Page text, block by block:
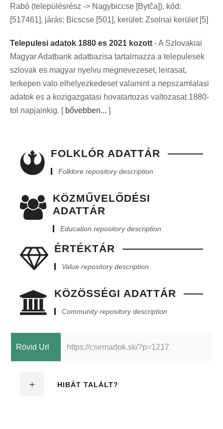
Rabó (településrész -> Nagybiccse [Bytča]), kód:
[517461], járás: Bicscse [501], kerület: Zsolnai kerület [5]
Telepulesi adatok 1880 es 2021 kozott - A Szlovakiai
Magyar Adatbank adatbazisa tartalmazza a telepulesek
szlovak es magyar nyelvu megnevezeset, leirasat,
terkepen valo elhelyezkedeset valamint a nepszamlalasi
adatok es a kozigazgatasi hovatartozas valtozasat 1880-
tol napjainkig. [ bővebben... ]
FOLKLÓR ADATTÁR
Folklore repository description
KÖZMŰVELŐDÉSI
ADATTÁR
Education repository description
ÉRTÉKTÁR
Value repository description
KÖZÖSSÉGI ADATTÁR
Community repository description
Rövid Url https://csemadok.sk/?p=1217
HIBÁT TALÁLT?